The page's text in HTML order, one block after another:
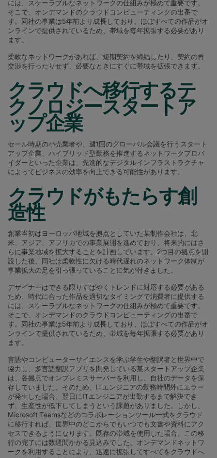
には、スケーラブルなネットワークの仕組みが極めて重要です。
そこで、オンデマンドのクラウドコンピューティングの出番で
す。同社の事業は5年前より成長しており、ほぼすべての作品がオ
ンラインで提供されているため、帯域を毎年拡張する必要があり
ます。
柔軟なネットワークがあれば、短期契約を締結したり、契約の再
交渉を行ったりせず、必要なときにすぐに帯域を拡張できます。
クラウドへ移行するテ
クノロジースタートア
ップ企業
セール時期の小売業者や、週1回のグローバル会議を行うスタート
アップ企業、ハイブリッド型勤務を推進するネットワークプロバ
イダーといった企業は、先進的なデジタルインフラストラクチャ
によってビジネスの効率を向上できる可能性があります。
クラウドがもたらす創
造性
創業当初はヨーロッパ地域を拠点としていた某制作会社は、北
米、アジア、アフリカでの事業展開を進めており、将来的にはさ
らに事業地域を拡大することを計画しています。2つ目の拠点を開
設した後、同社は柔軟性に欠ける時代遅れのネットワーク体制が
事業拡大の足を引っ張っていることに気が付きました。
デザイナーはできる限りすばやくトレンドに対応する必要がある
ため、時代に合った作品を適切なタイミングで消費者に提供する
には、スケーラブルなネットワークの仕組みが極めて重要です。
そこで、オンデマンドのクラウドコンピューティングの出番で
す。同社の事業は5年前より成長しており、ほぼすべての作品がオ
ンラインで提供されているため、帯域を毎年拡張する必要があり
ます。
言語やコンピューターサイエンスを学ぶ学生や翻訳者と世界中で
協力し、多言語翻訳アプリを開発している某スタートアップ企業
は、各拠点でオンプレミスサーバーを利用し、自社のデータを保
存していました。そのため、ITエンジニアの勤務時間外にエラー
が発生した場合、翌日にITエンジニアが出勤するまで解決でき
ず、生産性が低下してしまうという課題がありました。しかし、
Microsoft Teamsなどのコラボレーションツール一式をクラウド
に移行すれば、世界中のどこからでもいつでも文書や資料にアク
セスできるようになります。既存の帯域を使用した場合、この移
行の完了には数週間かかる見込みでした。オンデマンドネットワ
ークを利用することにより、迅速に拡張してすべてをクラウドへ